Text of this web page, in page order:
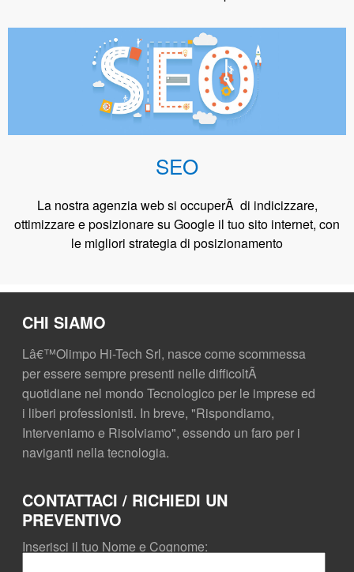
SEO
La nostra agenzia web si occuperÃ di indicizzare,
ottimizzare e posizionare su Google il tuo sito internet, con
le migliori strategia di posizionamento
CHI SIAMO
Lâ€™Olimpo Hi-Tech Srl, nasce come scommessa
per essere sempre presenti nelle difficoltÃ
quotidiane nel mondo Tecnologico per le imprese ed
i liberi professionisti. In breve, "Rispondiamo,
Interveniamo e Risolviamo", essendo un faro per i
naviganti nella tecnologia.
CONTATTACI / RICHIEDI UN
PREVENTIVO
Inserisci il tuo Nome e Cognome: